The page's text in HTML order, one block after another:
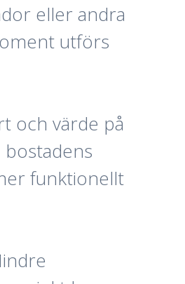
eller andra
utförs
och värde på
funktionellt